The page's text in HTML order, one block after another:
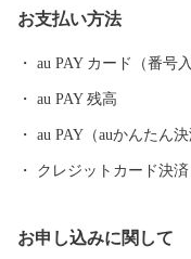
指定はできかねますので
状況により、お礼品ペ
お届けを致しましたお
等寄付者様事由による
ん。 ・一部離島にはク
のご負担となります。ご
お支払い方法
au PAY カード（番号
au PAY 残高
au PAY（auかんたん
クレジットカード決済
お申し込みに関して